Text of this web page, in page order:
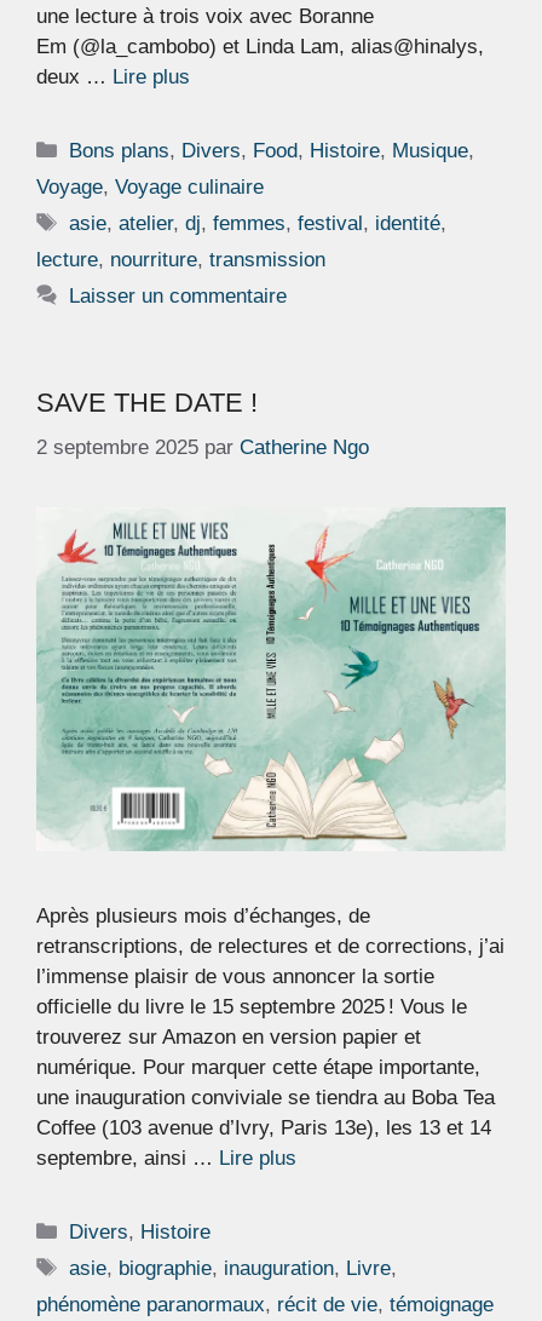
une lecture à trois voix avec Boranne
Em (@la_cambobo) et Linda Lam, alias@hinalys,
deux … Lire plus
Catégories
Bons plans, Divers, Food, Histoire, Musique,
Voyage, Voyage culinaire
Étiquettes
asie,atelier,dj,femmes,festival , identité,
lecture, nourriture, transmission
Laisser un commentaire
SAVE THE DATE !
2 septembre 2025 par Catherine Ngo
Après plusieurs mois d’échanges, de
retranscriptions, de relectures et de corrections, j’ai
l’immense plaisir de vous annoncer la sortie
officielle du livre le 15 septembre 2025 ! Vous le
trouverez sur Amazon en version papier et
numérique. Pour marquer cette étape importante,
une inauguration conviviale se tiendra au Boba Tea
Coffee (103 avenue d’Ivry, Paris 13e), les 13 et 14
septembre, ainsi … Lire plus
Catégories
Divers, Histoire
Étiquettes
asie, biographie, inauguration, Livre,
phénomène paranormaux, récit de vie, témoignage